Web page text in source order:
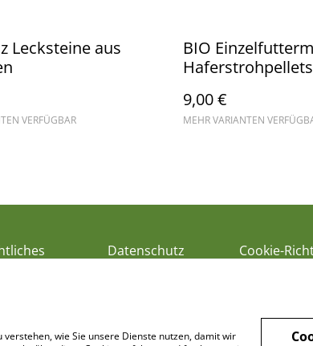
Lecksteine aus
VERFÜGBAR
BIO
Haferstrohpellets
9,00 €
MEHR VARIANTEN
Datenschutz Cookie-
wie Sie unsere Dienste nutzen, damit wir